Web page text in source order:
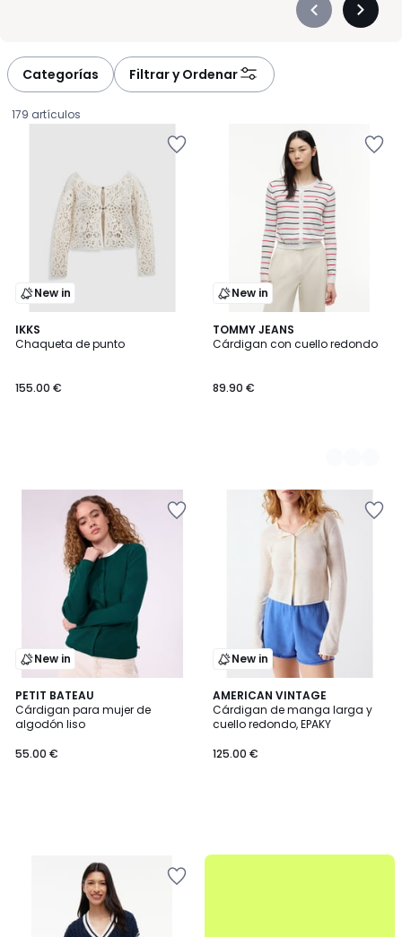
Précédent
Categorías Filtrar y Ordenar
179 artículos
New in
IKKS
Chaqueta de punto
€.
155.00 €
New in
TOMMY JEANS
Cárdigan con cuello redondo
89.90 €
2
Colores
New in
PETIT BATEAU
Cárdigan para mujer de
algodón liso
55.00 €
New in
AMERICAN VINTAGE
Cárdigan de manga larga y
cuello redondo, EPAKY
125.00 €
.